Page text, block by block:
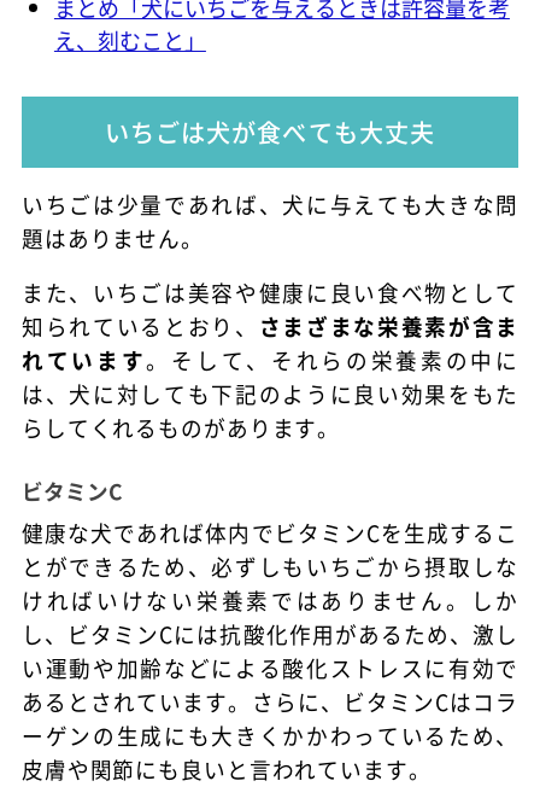
まとめ「犬にいちごを与えるときは許容量を考
え、刻むこと」
いちごは犬が食べても大丈夫
いちごは少量であれば、犬に与えても大きな問
題はありません。
また、いちごは美容や健康に良い食べ物として
知られているとおり、 さまざまな栄養素が含ま
れています。そして、それらの栄養素の中に
は、犬に対しても下記のように良い効果をもた
らしてくれるものがあります。
ビタミンC
健康な犬であれば体内でビタミンCを生成するこ
とができるため、必ずしもいちごから摂取しな
ければいけない栄養素ではありません。しか
し、ビタミンCには抗酸化作用があるため、激し
い運動や加齢などによる酸化ストレスに有効で
あるとされています。さらに、ビタミンCはコラ
ーゲンの生成にも大きくかかわっているため、
皮膚や関節にも良いと言われています。